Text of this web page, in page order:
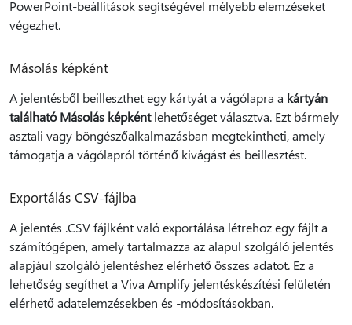
PowerPoint-beállítások segítségével mélyebb elemzéseket
végezhet.
Másolás képként
A jelentésből beilleszthet egy kártyát a vágólapra a kártyán
található Másolás képkéntlehetőséget választva. Ezt bármely
asztali vagy böngészőalkalmazásban megtekintheti, amely
támogatja a vágólapról történő kivágást és beillesztést.
Exportálás CSV-fájlba
A jelentés .CSV fájlként való exportálása létrehoz egy fájlt a
számítógépen, amely tartalmazza az alapul szolgáló jelentés
alapjául szolgáló jelentéshez elérhető összes adatot. Ez a
lehetőség segíthet a Viva Amplify jelentéskészítési felületén
elérhető adatelemzésekben és -módosításokban.